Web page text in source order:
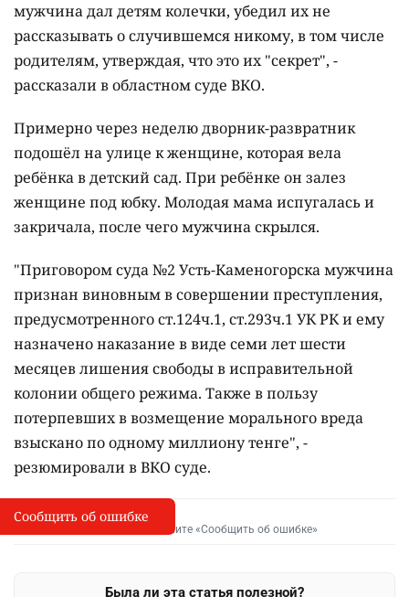
мужчина дал детям колечки, убедил их не
рассказывать о случившемся никому, в том числе
родителям, утверждая, что это их "секрет", -
рассказали в областном суде ВКО.
Примерно через неделю дворник-развратник
подошёл на улице к женщине, которая вела
ребёнка в детский сад. При ребёнке он залез
женщине под юбку. Молодая мама испугалась и
закричала, после чего мужчина скрылся.
"Приговором суда №2 Усть-Каменогорска мужчина
признан виновным в совершении преступления,
предусмотренного ст.124ч.1, ст.293ч.1 УК РК и ему
назначено наказание в виде семи лет шести
месяцев лишения свободы в исправительной
колонии общего режима. Также в пользу
потерпевших в возмещение морального вреда
взыскано по одному миллиону тенге", -
резюмировали в ВКО суде.
I
Сообщить об опечатке
Выделите фрагмент и нажмите «Сообщить об ошибке»
Была ли эта статья полезной?
Сообщить об ошибке